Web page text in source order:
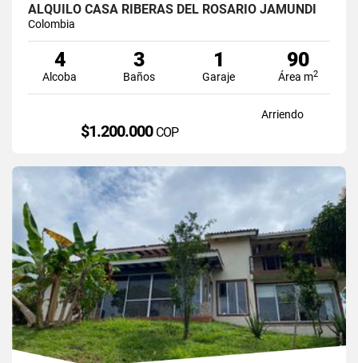
ALQUILO CASA RIBERAS DEL ROSARIO JAMUNDI
Colombia
4
Alcoba
3
Baños
1
Garaje
90
Área m2
Arriendo
$1.200.000 COP